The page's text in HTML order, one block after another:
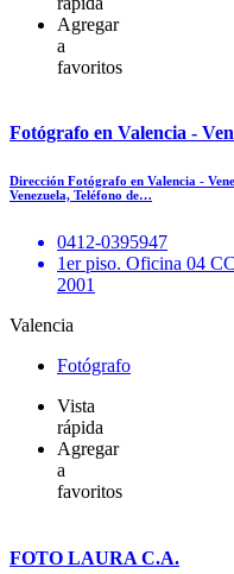
Agregar
a
favoritos
Fotógrafo en Valencia -
Dirección Fotógrafo en Valencia -
Venezuela, Teléfono de…
0412-0395947
1er piso. Oficina 04
2001
Valencia
Fotógrafo
Vista
rápida
Agregar
a
favoritos
FOTO LAURA C.A.